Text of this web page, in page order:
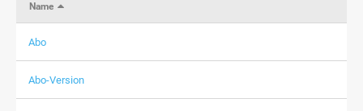
Abo
Abo-Version
Name